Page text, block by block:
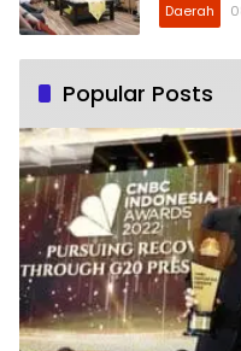
Daerah
Popular Posts